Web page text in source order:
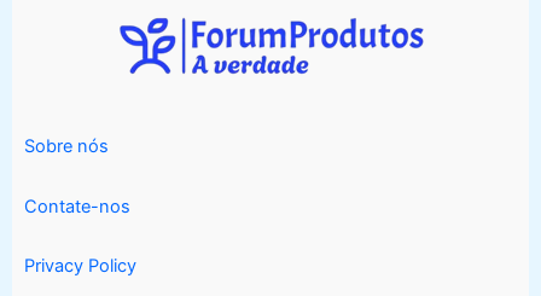
Sobre nós
Contate-nos
Privacy Policy